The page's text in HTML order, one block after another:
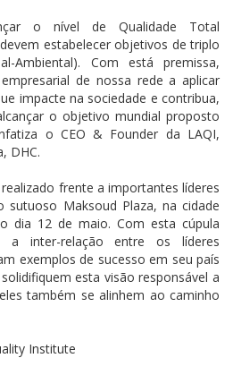
o nível de Qualidade Total
estabelecer objetivos de triplo
Ambiental). Com está premissa,
de nossa rede a aplicar
impacte na sociedade e contribua,
o objetivo mundial proposto
o CEO & Founder da LAQI,
DHC.
frente a importantes líderes
sutuoso Maksoud Plaza, na cidade
dia 12 de maio. Com esta cúpula
a inter-relação entre os líderes
exemplos de sucesso em seu país
esta visão responsável a
também se alinhem ao caminho
Institute